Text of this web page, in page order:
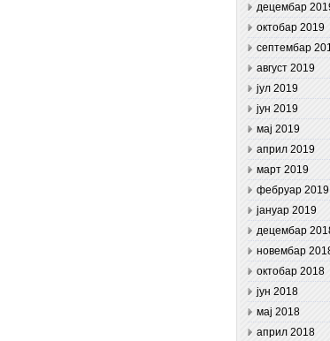
децембар
октобар 2019
септембар
август 2019
јул 2019
јун 2019
мај 2019
април 2019
март 2019
фебруар 2019
јануар 2019
децембар
новембар
октобар 2018
јун 2018
мај 2018
април 2018